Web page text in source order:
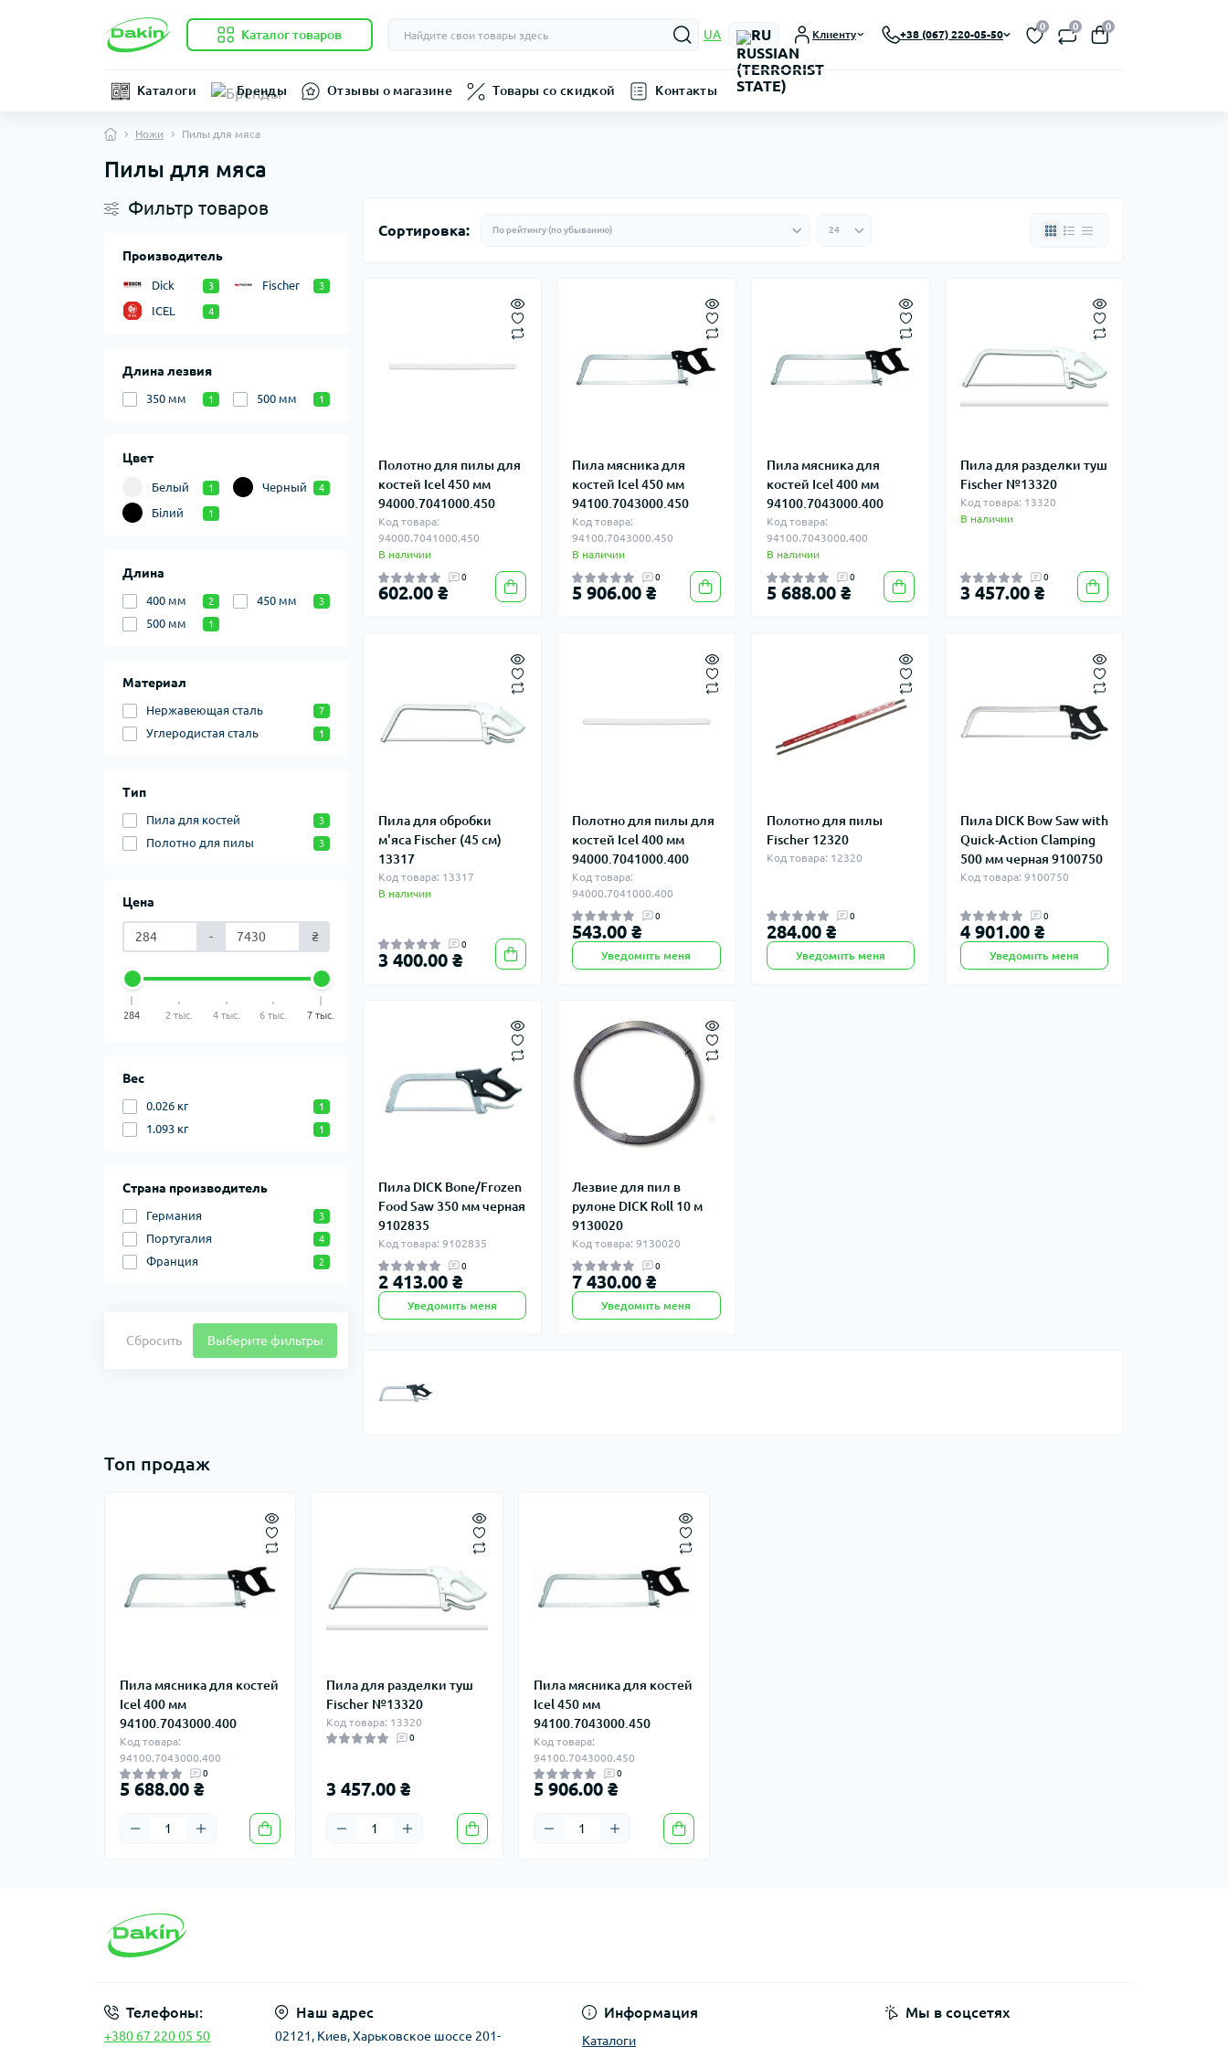
Каталог товаров UA RU Клиенту +38 (067) 220-05-50
0 0 0
Каталоги Бренды Отзывы о магазине Товары со скидкой Контакты
Ножи Пилы для мяса
Пилы для мяса
Фильтр товаров
Производитель
Dick 3 Fischer 3
ICEL 4
Длина лезвия
350 мм 1 500 мм 1
Цвет
Белый 1 Черный 4
Білий 1
Длина
400 мм 2 450 мм 3
500 мм 1
Материал
Нержавеющая сталь 7
Углеродистая сталь 1
Тип
Пила для костей 3
Полотно для пилы 3
Цена
- ₴
284 2 тыс. 4 тыс. 6 тыс. 7 тыс.
Вес
0.026 кг 1
1.093 кг 1
Страна производитель
Германия 3
Португалия 4
Франция 2
Сбросить Выберите фильтры
Сортировка:
Полотно для пилы для
костей Icel 450 мм
94000.7041000.450
Код товара:
94000.7041000.450
В наличии
0
602.00 ₴
Пила мясника для
костей Icel 450 мм
94100.7043000.450
Код товара:
94100.7043000.450
В наличии
0
5 906.00 ₴
Пила мясника для
костей Icel 400 мм
94100.7043000.400
Код товара:
94100.7043000.400
В наличии
0
5 688.00 ₴
Пила для разделки туш
Fischer №13320
Код товара: 13320
В наличии
0
3 457.00 ₴
Пила для обробки
м'яса Fischer (45 см)
13317
Код товара: 13317
В наличии
0
3 400.00 ₴
Полотно для пилы для
костей Icel 400 мм
94000.7041000.400
Код товара:
94000.7041000.400
0
543.00 ₴
Уведомить меня
Полотно для пилы
Fischer 12320
Код товара: 12320
0
284.00 ₴
Уведомить меня
Пила DICK Bow Saw with
Quick-Action Clamping
500 мм черная 9100750
Код товара: 9100750
0
4 901.00 ₴
Уведомить меня
Пила DICK Bone/Frozen
Food Saw 350 мм черная
9102835
Код товара: 9102835
0
2 413.00 ₴
Уведомить меня
Лезвие для пил в
рулоне DICK Roll 10 м
9130020
Код товара: 9130020
0
7 430.00 ₴
Уведомить меня
Топ продаж
Пила мясника для костей
Icel 400 мм
94100.7043000.400
Код товара:
94100.7043000.400
0
5 688.00 ₴
Пила для разделки туш
Fischer №13320
Код товара: 13320
0
3 457.00 ₴
Пила мясника для костей
Icel 450 мм
94100.7043000.450
Код товара:
94100.7043000.450
0
5 906.00 ₴
Телефоны:
+380 67 220 05 50
Наш адрес
02121, Киев, Харьковское шоссе 201-
Информация
Каталоги
Мы в соцсетях